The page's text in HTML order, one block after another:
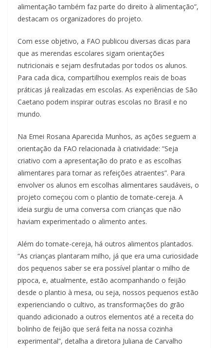
alimentação também faz parte do direito à alimentação”,
destacam os organizadores do projeto.
Com esse objetivo, a FAO publicou diversas dicas para
que as merendas escolares sigam orientações
nutricionais e sejam desfrutadas por todos os alunos.
Para cada dica, compartilhou exemplos reais de boas
práticas já realizadas em escolas. As experiências de São
Caetano podem inspirar outras escolas no Brasil e no
mundo.
Na Emei Rosana Aparecida Munhos, as ações seguem a
orientação da FAO relacionada à criatividade: “Seja
criativo com a apresentação do prato e as escolhas
alimentares para tornar as refeições atraentes”. Para
envolver os alunos em escolhas alimentares saudáveis, o
projeto começou com o plantio de tomate-cereja. A
ideia surgiu de uma conversa com crianças que não
haviam experimentado o alimento antes.
Além do tomate-cereja, há outros alimentos plantados.
“As crianças plantaram milho, já que era uma curiosidade
dos pequenos saber se era possível plantar o milho de
pipoca, e, atualmente, estão acompanhando o feijão
desde o plantio à mesa, ou seja, nossos pequenos estão
experienciando o cultivo, as transformações do grão
quando adicionado a outros elementos até a receita do
bolinho de feijão que será feita na nossa cozinha
experimental”, detalha a diretora Juliana de Carvalho